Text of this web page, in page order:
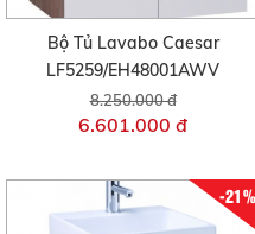
Bộ Tủ Lavabo Caesar
LF5259/EH48001AWV
8.250.000 đ
6.601.000 đ
-21%